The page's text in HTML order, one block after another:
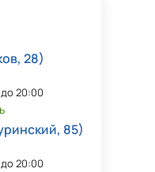
28)
20:00
85)
20:00